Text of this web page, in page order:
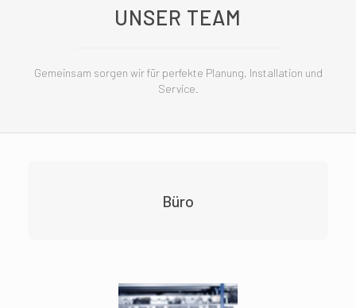
UNSER TEAM
Gemeinsam sorgen wir für perfekte Planung, Installation und
Service.
Büro